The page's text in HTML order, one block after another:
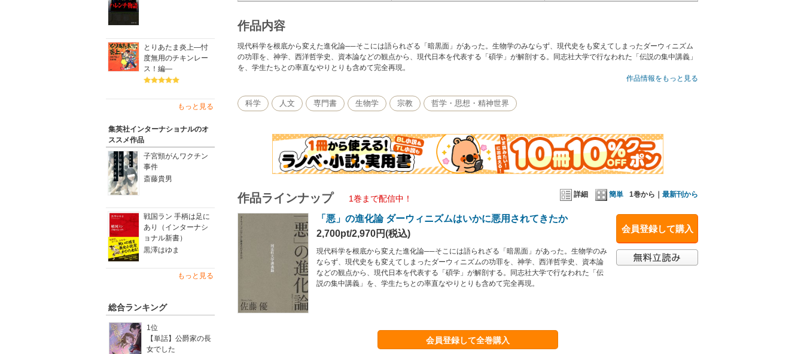
とりあたま炎上―忖
度無用のチキンレー
ス！編―
もっと見る
集英社インターナショナルのオ
ススメ作品
子宮頸がんワクチン
事件
斎藤貴男
戦国ラン 手柄は足に
あり（インターナシ
ョナル新書）
黒澤はゆま
もっと見る
総合ランキング
1位
【単話】公爵家の長
女でした
作品内容
現代科学を根底から変えた進化論──そこには語られざる「暗黒面」があった。生物学のみならず、現代史をも変えてしまったダーウィニズム
の功罪を、神学、西洋哲学史、資本論などの観点から、現代日本を代表する「碩学」が解剖する。同志社大学で行なわれた「伝説の集中講義」
を、学生たちとの率直なやりとりも含めて完全再現。
作品情報をもっと見る
科学 人文 専門書 生物学 宗教 哲学・思想・精神世界
詳細 簡単 1巻から｜ 最新刊から
作品ラインナップ 1巻まで配信中！
会員登録して購入
「悪」の進化論 ダーウィニズムはいかに悪用されてきたか
2,700pt/2,970円(税込)
現代科学を根底から変えた進化論──そこには語られざる「暗黒面」があった。生物学のみ
ならず、現代史をも変えてしまったダーウィニズムの功罪を、神学、西洋哲学史、資本論
などの観点から、現代日本を代表する「碩学」が解剖する。同志社大学で行なわれた「伝
説の集中講義」を、学生たちとの率直なやりとりも含めて完全再現。
会員登録して全巻購入